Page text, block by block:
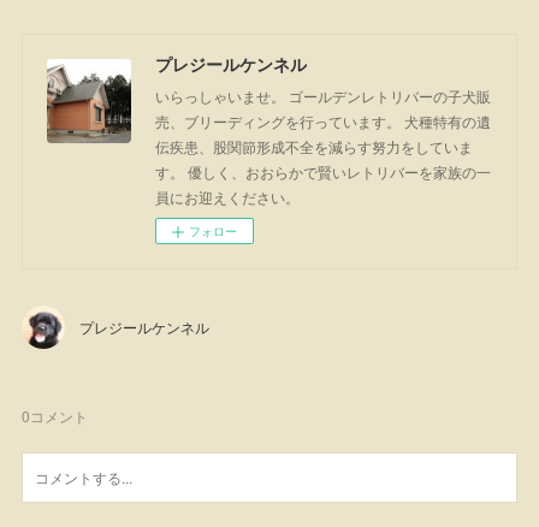
プレジールケンネル
いらっしゃいませ。 ゴールデンレトリバーの子犬販
売、ブリーディングを行っています。 犬種特有の遺
伝疾患、股関節形成不全を減らす努力をしていま
す。 優しく、おおらかで賢いレトリバーを家族の一
員にお迎えください。
フォロー
プレジールケンネル
0コメント